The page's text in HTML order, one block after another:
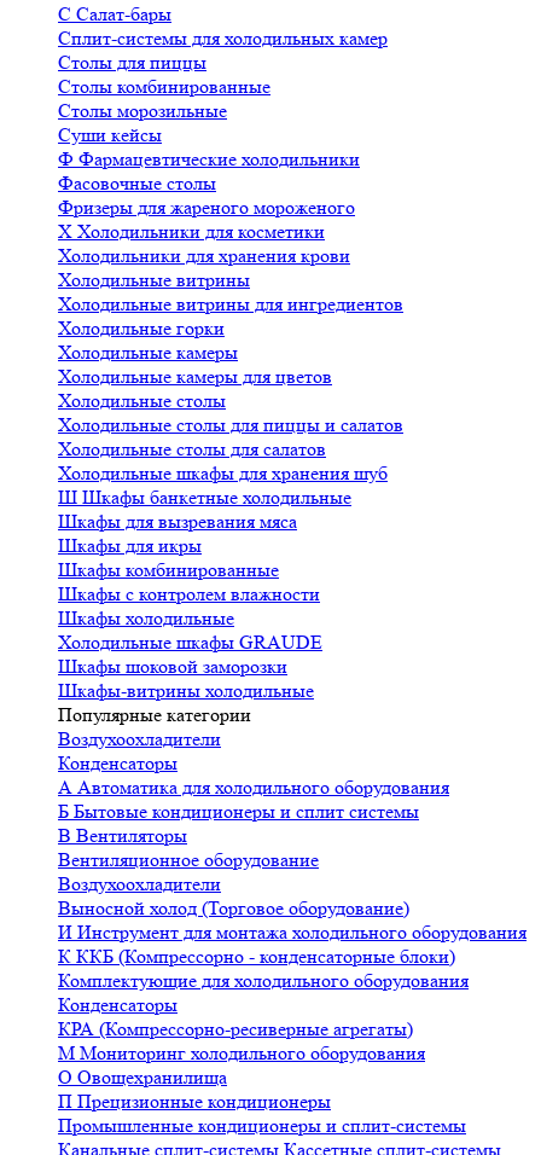
С Салат-бары
Сплит-системы для холодильных камер
Столы для пиццы
Столы комбинированные
Столы морозильные
Суши кейсы
Ф Фармацевтические холодильники
Фасовочные столы
Фризеры для жареного мороженого
Х Холодильники для косметики
Холодильники для хранения крови
Холодильные витрины
Холодильные витрины для ингредиентов
Холодильные горки
Холодильные камеры
Холодильные камеры для цветов
Холодильные столы
Холодильные столы для пиццы и салатов
Холодильные столы для салатов
Холодильные шкафы для хранения шуб
Ш Шкафы банкетные холодильные
Шкафы для вызревания мяса
Шкафы для икры
Шкафы комбинированные
Шкафы с контролем влажности
Шкафы холодильные
Холодильные шкафы GRAUDE
Шкафы шоковой заморозки
Шкафы-витрины холодильные
Популярные категории
Воздухоохладители
Конденсаторы
А Автоматика для холодильного оборудования
Б Бытовые кондиционеры и сплит системы
В Вентиляторы
Вентиляционное оборудование
Воздухоохладители
Выносной холод (Торговое оборудование)
И Инструмент для монтажа холодильного оборудования
К ККБ (Компрессорно - конденсаторные блоки)
Комплектующие для холодильного оборудования
Конденсаторы
КРА (Компрессорно-ресиверные агрегаты)
М Мониторинг холодильного оборудования
О Овощехранилища
П Прецизионные кондиционеры
Промышленные кондиционеры и сплит-системы
Канальные сплит-системы Кассетные сплит-системы